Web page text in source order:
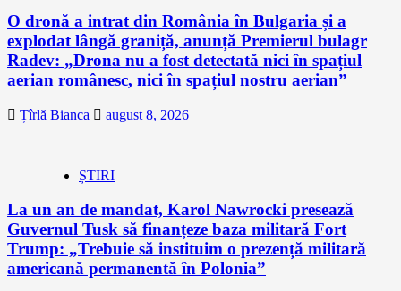
O dronă a intrat din România în Bulgaria și a
explodat lângă graniță, anunță Premierul bulagr
Radev: „Drona nu a fost detectată nici în spațiul
aerian românesc, nici în spațiul nostru aerian”
Țîrlă Bianca august 8, 2026
ȘTIRI
La un an de mandat, Karol Nawrocki presează
Guvernul Tusk să finanțeze baza militară Fort
Trump: „Trebuie să instituim o prezență militară
americană permanentă în Polonia”